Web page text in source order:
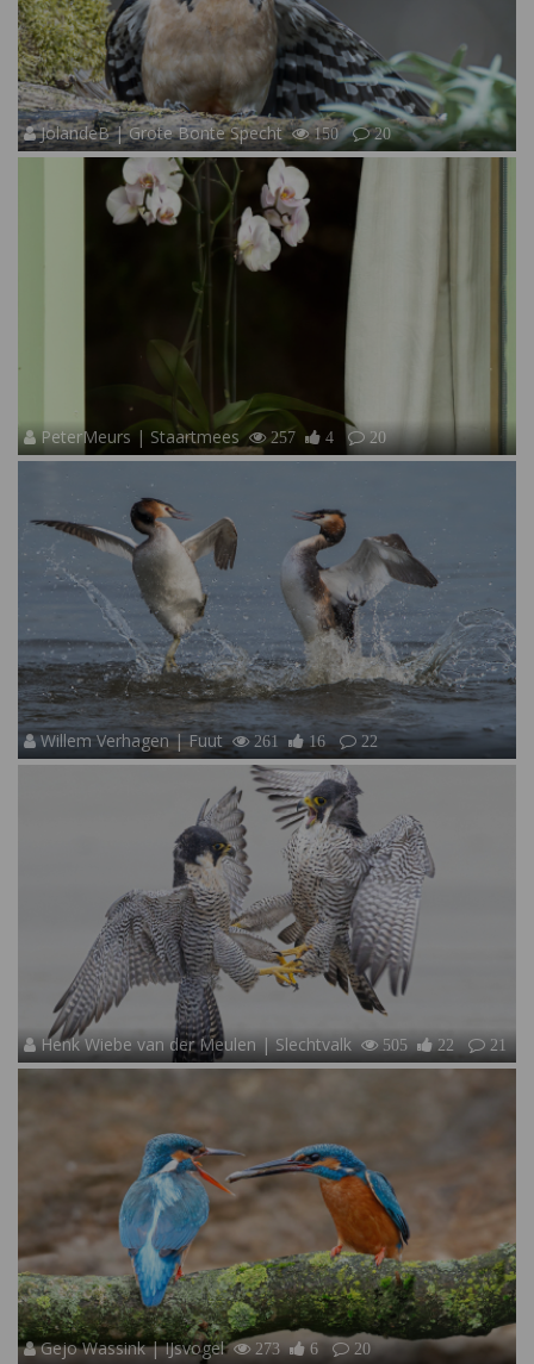
JolandeB | Grote Bonte Specht 150 20
PeterMeurs | Staartmees 257 4 20
Willem Verhagen | Fuut 261 16 22
Henk Wiebe van der Meulen | Slechtvalk 505 22 21
Gejo Wassink | IJsvogel 273 6 20